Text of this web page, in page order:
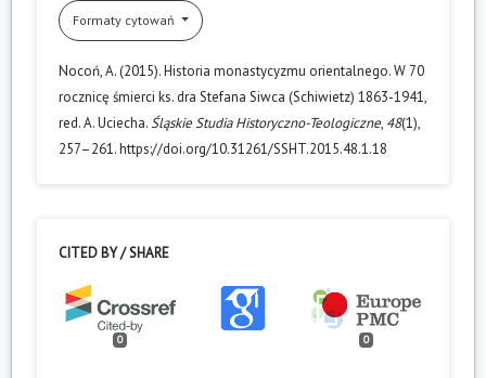
Formaty cytowań
Nocoń, A. (2015). Historia monastycyzmu orientalnego. W 70
rocznicę śmierci ks. dra Stefana Siwca (Schiwietz) 1863-1941,
red. A. Uciecha.Śląskie Studia Historyczno-Teologiczne, 48(1),
257–261. https://doi.org/10.31261/SSHT.2015.48.1.18
CITED BY / SHARE
0 0